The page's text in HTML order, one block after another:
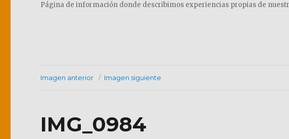
Página de información donde describimos experiencias propias de
Imagen anterior Imagen siguiente
IMG_0984